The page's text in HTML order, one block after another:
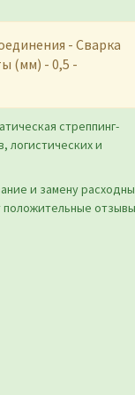
- Сварка
(мм) - 0,5 -
стреппинг-
логистических и
и замену